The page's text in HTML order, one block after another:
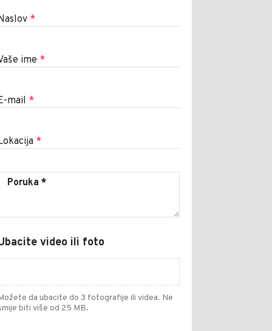
*
ime *
mail *
*
video ili foto
da ubacite do 3 fotografije ili videa. Ne
biti više od 25 MB.